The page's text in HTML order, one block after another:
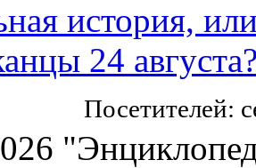
история,
24
Посетителей: